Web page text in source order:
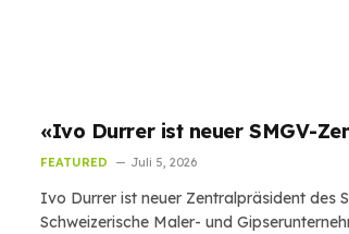
«Ivo Durrer ist neuer SMGV-
FEATURED Juli 5, 2026
Ivo Durrer ist neuer Zentralpräsident des
Schweizerische Maler- und